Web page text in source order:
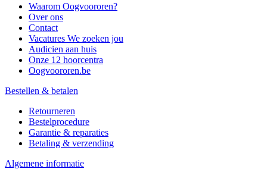
Waarom Oogvoororen?
Over ons
Contact
Vacatures We zoeken jou
Audicien aan huis
Onze 12 hoorcentra
Oogvoororen.be
Bestellen & betalen
Retourneren
Bestelprocedure
Garantie & reparaties
Betaling & verzending
Algemene informatie